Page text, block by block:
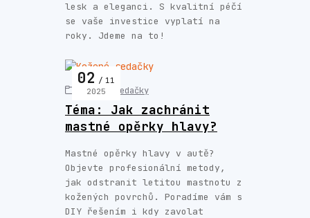
lesk a eleganci. S kvalitní péčí
se vaše investice vyplatí na
roky. Jdeme na to!
Téma: Jak zachránit
mastné opěrky hlavy?
02
11
2025
Kožené sedačky
Mastné opěrky hlavy v autě?
Objevte profesionální metody,
jak odstranit letitou mastnotu z
kožených povrchů. Poradíme vám s
DIY řešením i kdy zavolat